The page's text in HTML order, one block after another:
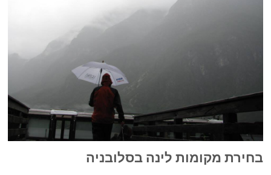
בחירת מקומות לינה בסלובניה